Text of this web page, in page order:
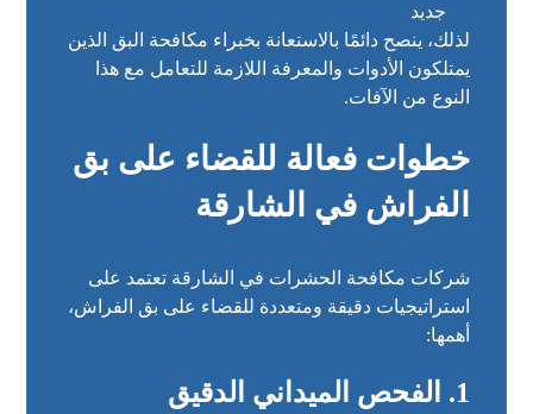
جديد
لذلك، ينصح دائمًا بالاستعانة بخبراء مكافحة البق الذين
يمتلكون الأدوات والمعرفة اللازمة للتعامل مع هذا
النوع من الآفات.
خطوات فعالة للقضاء على بق
الفراش في الشارقة
شركات مكافحة الحشرات في الشارقة تعتمد على
استراتيجيات دقيقة ومتعددة للقضاء على بق الفراش،
أهمها:
1. الفحص الميداني الدقيق